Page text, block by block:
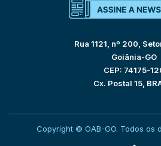
Rua 1121, nº 200,
Goiânia-GO
CEP: 74175-
Cx. Postal 15,
Copyright © OAB-GO. Todos os